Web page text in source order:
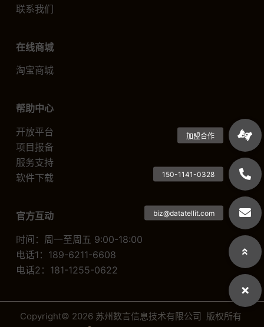
联系我们
在线商城
淘宝商城
帮助中心
开放平台
项目报备
服务支持
软件下载
官方互动
时间：周一至周五 9:00-18:00
电话1：189-6211-6608
电话2：181-1255-0622
Copyright© 2026 苏州数言信息技术有限公司 版权所有